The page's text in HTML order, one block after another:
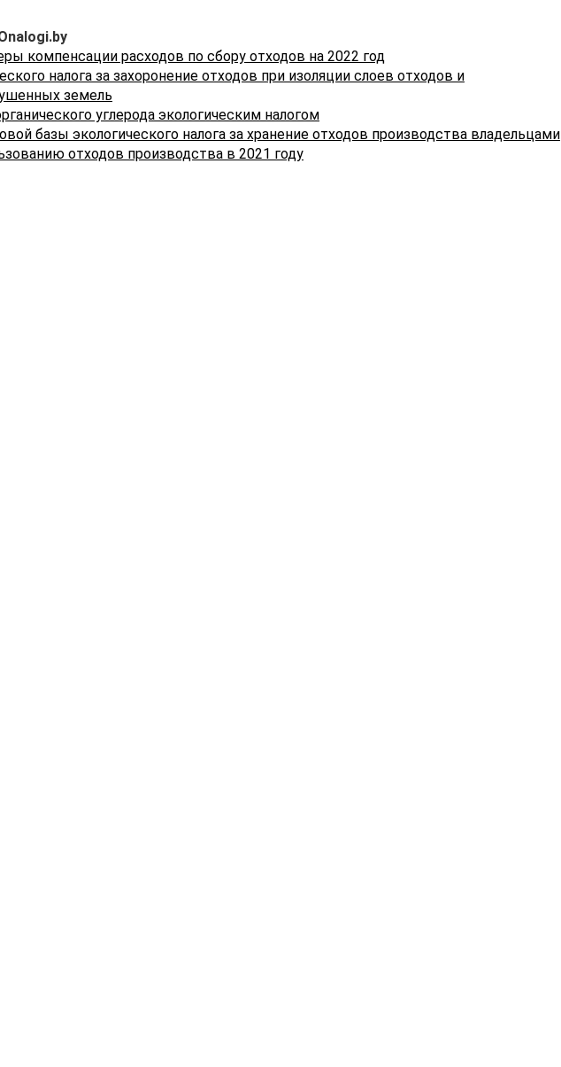
установлено, что коэффициент 0,9 применяется с 1-го
числа первого месяца квартала, следующего за
кварталом, на который приходится дата регистрации
системы подтверждения соответствия Республики
Беларусь, по последнее число третьего месяца квартала,
на который приходится дата окончания (прекращения)
компенсации расходов по сбору отходов на 2022 год
налога за захоронение отходов при изоляции слоев отходов и
земель
углерода экологическим налогом
базы экологического налога за хранение отходов производства владельцами
отходов производства в 2021 году